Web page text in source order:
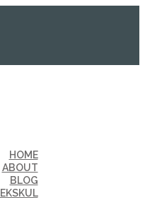
HOME
ABOUT
BLOG
EKSKUL